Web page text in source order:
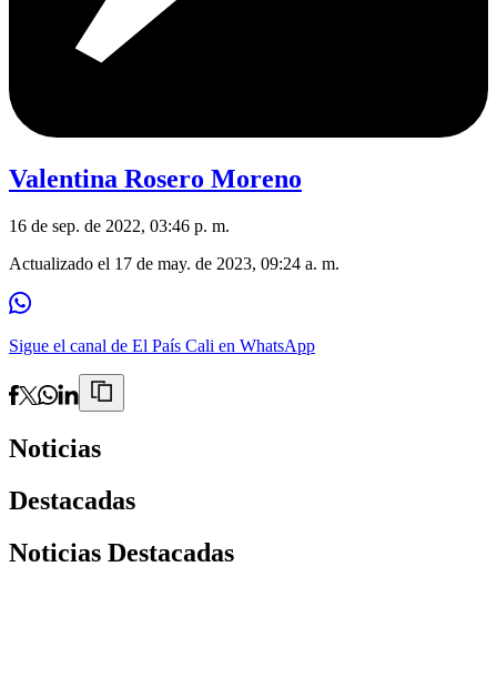
Valentina Rosero Moreno
16 de sep. de 2022, 03:46 p. m.
Actualizado el 17 de may. de 2023, 09:24 a. m.
Sigue el canal de El País Cali en WhatsApp
Noticias
Destacadas
Noticias Destacadas